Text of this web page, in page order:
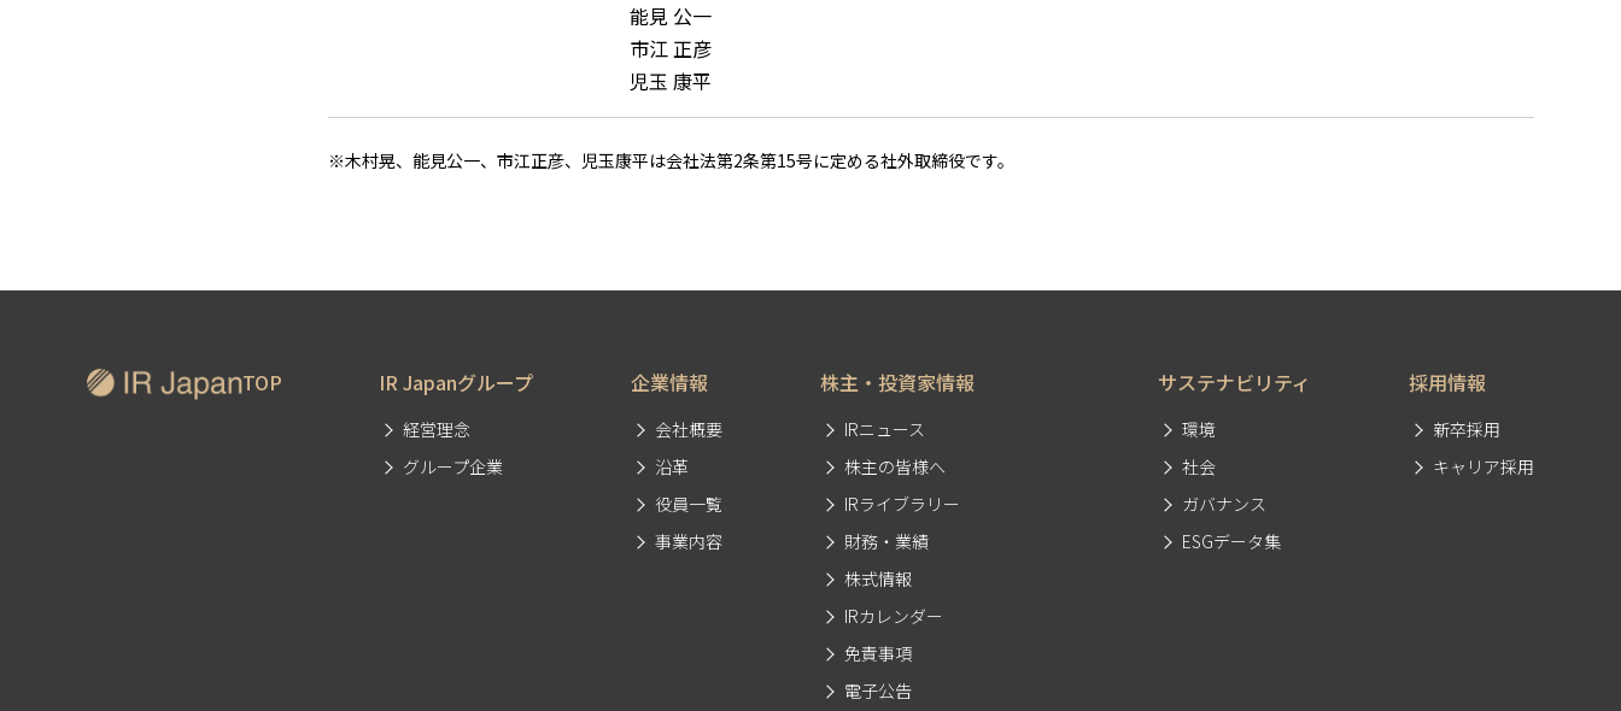
能見 公一
市江 正彦
児玉 康平
※木村晃、能見公一、市江正彦、児玉康平は会社法第2条第15号に定める社外取締役です。
TOP IR Japanグループ
経営理念
グループ企業
企業情報
会社概要
沿革
役員一覧
事業内容
株主・投資家情報
IRニュース
株主の皆様へ
IRライブラリー
財務・業績
株式情報
IRカレンダー
免責事項
電子公告
サステナビリティ
環境
社会
ガバナンス
ESGデータ集
採用情報
新卒採用
キャリア採用